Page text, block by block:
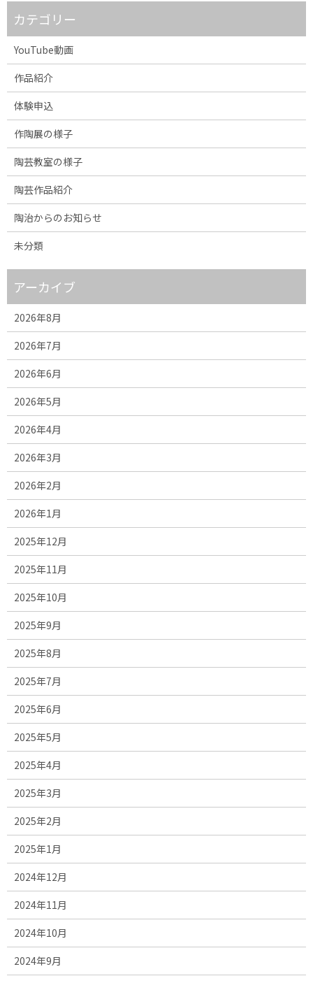
カテゴリー
YouTube動画
作品紹介
体験申込
作陶展の様子
陶芸教室の様子
陶芸作品紹介
陶治からのお知らせ
未分類
アーカイブ
2026年8月
2026年7月
2026年6月
2026年5月
2026年4月
2026年3月
2026年2月
2026年1月
2025年12月
2025年11月
2025年10月
2025年9月
2025年8月
2025年7月
2025年6月
2025年5月
2025年4月
2025年3月
2025年2月
2025年1月
2024年12月
2024年11月
2024年10月
2024年9月